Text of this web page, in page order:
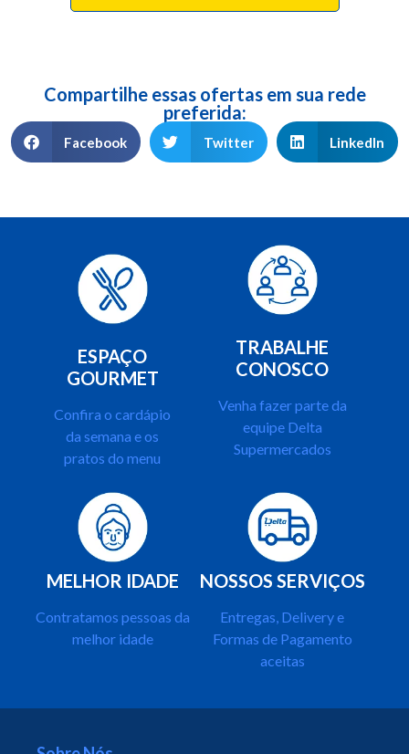
Compartilhe essas ofertas em sua rede
preferida:
Facebook Twitter LinkedIn
ESPAÇO
GOURMET
Confira o cardápio
da semana e os
pratos do menu
TRABALHE
CONOSCO
Venha fazer parte da
equipe Delta
Supermercados
MELHOR IDADE
Contratamos pessoas da
melhor idade
NOSSOS SERVIÇOS
Entregas, Delivery e
Formas de Pagamento
aceitas